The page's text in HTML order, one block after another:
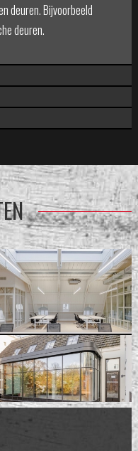
deuren. Bijvoorbeeld
deuren.